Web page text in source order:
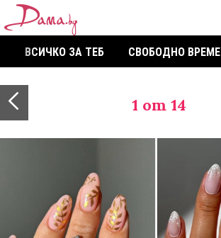
ВСИЧКО ЗА ТЕБ СВОБОДНО ВРЕМЕ
1 от 14